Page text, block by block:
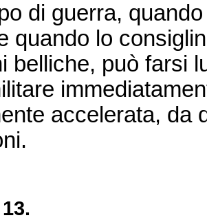
di guerra, quando
quando lo
belliche, può farsi
accelerata, da